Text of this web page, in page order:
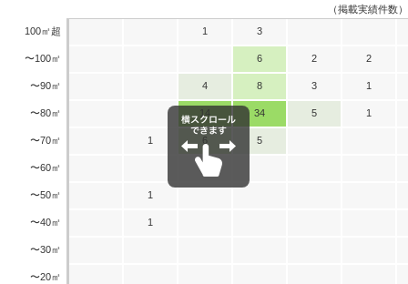
（掲載実績件数）
100㎡超
〜100㎡
〜90㎡
〜80㎡
〜70㎡
〜60㎡
〜50㎡
〜40㎡
〜30㎡
〜20㎡
1 3
6 2 2
4 8 3 1
14 34 5 1
1 6 5
1
1